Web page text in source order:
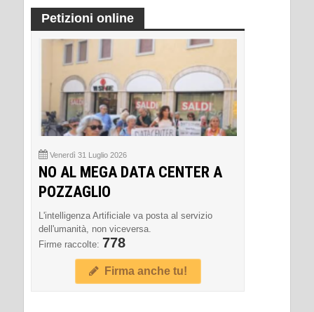
Petizioni online
Venerdì 31 Luglio 2026
NO AL MEGA DATA CENTER A
POZZAGLIO
L'intelligenza Artificiale va posta al servizio
dell'umanità, non viceversa.
Firme raccolte: 778
Firma anche tu!